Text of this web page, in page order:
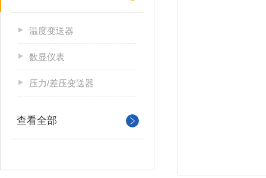
温度变送器
数显仪表
压力/差压变送器
查看全部